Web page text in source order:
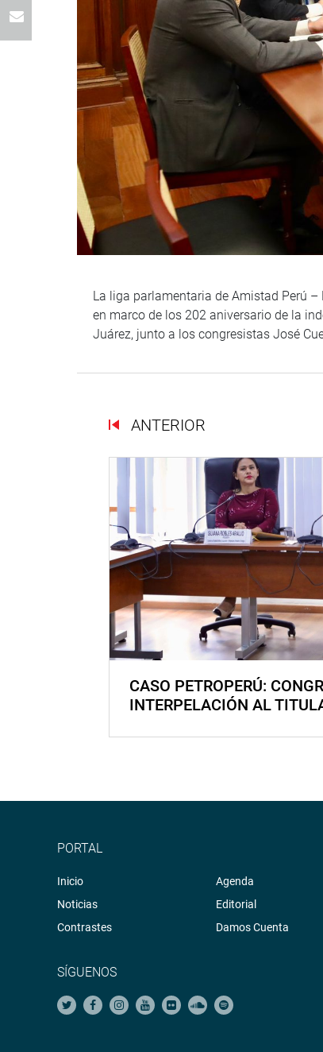
La liga parlamentaria de Amistad Perú –
en marco de los 202 aniversario de la
Juárez, junto a los congresistas José
ANTERIOR
CASO PETROPERÚ:
INTERPELACIÓN AL
PORTAL
Inicio
Noticias
Contrastes
Agenda
Editorial
Damos Cuenta
SÍGUENOS